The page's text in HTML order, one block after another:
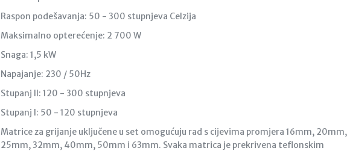
Raspon podešavanja: 50 - 300 stupnjeva Celzija
Maksimalno opterećenje: 2 700 W
Snaga: 1,5 kW
Napajanje: 230 / 50Hz
Stupanj II: 120 - 300 stupnjeva
Stupanj I: 50 - 120 stupnjeva
Matrice za grijanje uključene u set omogućuju rad s cijevima promjera 16mm, 20mm,
25mm, 32mm, 40mm, 50mm i 63mm. Svaka matrica je prekrivena teflonskim